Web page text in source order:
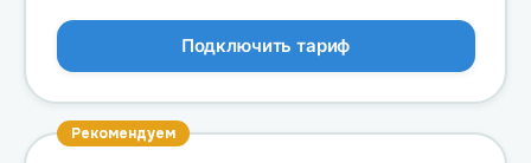
Подключить тариф
Рекомендуем